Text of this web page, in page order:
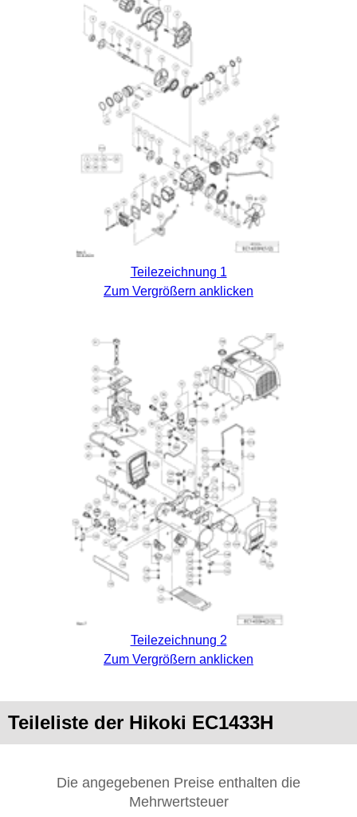
Teilezeichnung 1
Zum Vergrößern anklicken
Teilezeichnung 2
Zum Vergrößern anklicken
Teileliste der Hikoki EC1433H
Die angegebenen Preise enthalten die
Mehrwertsteuer